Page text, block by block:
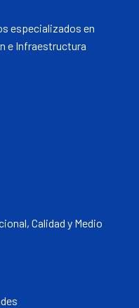
especializados en
e Infraestructura
Calidad y Medio